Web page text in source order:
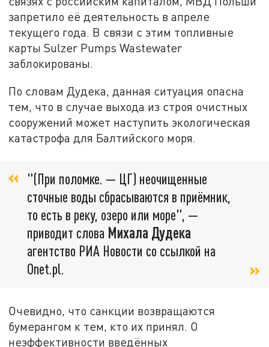
запретило её деятельность в апреле
текущего года. В связи с этим топливные
карты Sulzer Pumps Wastewater
заблокированы.
По словам Дудека, данная ситуация опасна
тем, что в случае выхода из строя очистных
сооружений может наступить экологическая
катастрофа для Балтийского моря.
"(При поломке. — ЦГ) неочищенные
сточные воды сбрасываются в приёмник,
то есть в реку, озеро или море", —
приводит слова Михала Дудека
агентство РИА Новости со ссылкой на
Onet.pl.
Очевидно, что санкции возвращаются
бумерангом к тем, кто их принял. О
неэффективности введённых